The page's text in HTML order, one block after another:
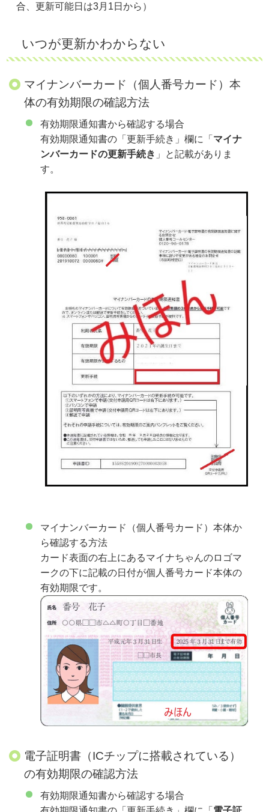
合、更新可能日は3月1日から）
いつが更新かわからない
マイナンバーカード（個人番号カード）本
体の有効期限の確認方法
有効期限通知書から確認する場合
有効期限通知書の「更新手続き」欄に「 マイナ
ンバーカードの更新手続き 」と記載がありま
す。
マイナンバーカード（個人番号カード）本体か
ら確認する方法
カード表面の右上にあるマイナちゃんのロゴマ
ークの下に記載の日付が個人番号カード本体の
有効期限です。
電子証明書（ICチップに搭載されている）
の有効期限の確認方法
有効期限通知書から確認する場合